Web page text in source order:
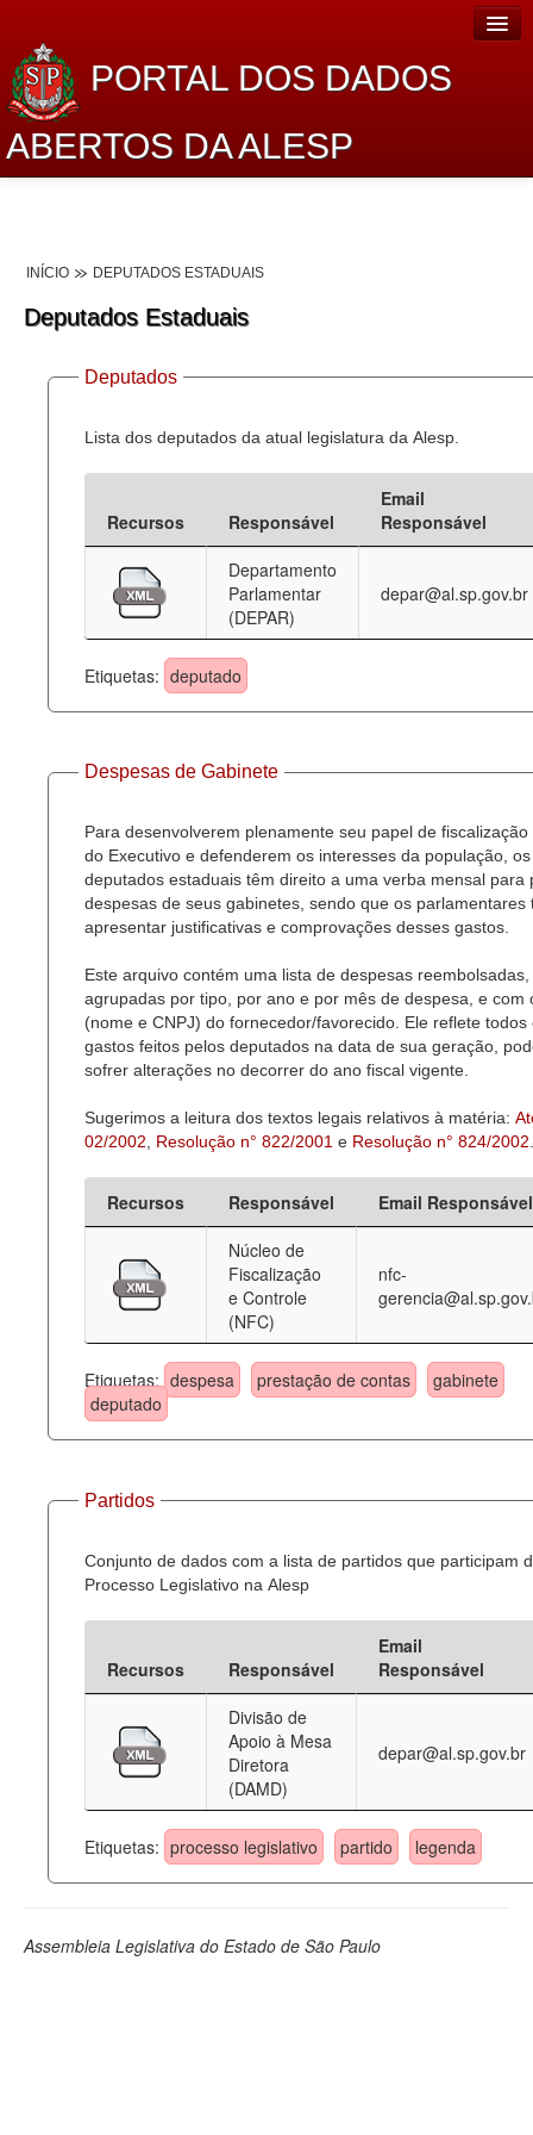
PORTAL DOS DADOS
ABERTOS DA ALESP
Lei de Acesso à Informação
Dados Governamentais Abertos
Planejamento
Catálogo de dados
Processo Legislativo
Deputados Estaduais
Administração
Legislação
Agenda
Perguntas frequentes
INÍCIO DEPUTADOS ESTADUAIS
Deputados Estaduais
Deputados
Lista dos deputados da atual legislatura da Alesp.
Recursos Responsável
Email
Responsável
Departamento
Parlamentar
(DEPAR)
depar@al.sp.gov.br
Etiquetas: deputado
Despesas de Gabinete
Para desenvolverem plenamente seu papel de fiscalização
do Executivo e defenderem os interesses da população, os
deputados estaduais têm direito a uma verba mensal para
despesas de seus gabinetes, sendo que os parlamentares
apresentar justificativas e comprovações desses gastos.
Este arquivo contém uma lista de despesas reembolsadas,
agrupadas por tipo, por ano e por mês de despesa, e com
(nome e CNPJ) do fornecedor/favorecido. Ele reflete todos
gastos feitos pelos deputados na data de sua geração,
sofrer alterações no decorrer do ano fiscal vigente.
Sugerimos a leitura dos textos legais relativos à matéria:
02/2002
Resolução n° 822/2001 e Resolução n° 824/2002
Recursos Responsável
Email Responsável
Núcleo de
Fiscalização
e Controle
(NFC)
nfc-
Etiquetas: despesa prestação de contas
gabinete
deputado
Partidos
Conjunto de dados com a lista de partidos que participam
Processo Legislativo na Alesp
Recursos Responsável
Email
Responsável
Divisão de
Apoio à Mesa
Diretora
(DAMD)
depar@al.sp.gov.br
Etiquetas: processo legislativo partido legenda
Assembleia Legislativa do Estado de São Paulo